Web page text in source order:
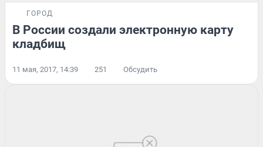
ГОРОД
В России создали электронную карту
кладбищ
11 мая, 2017, 14:39 251 Обсудить